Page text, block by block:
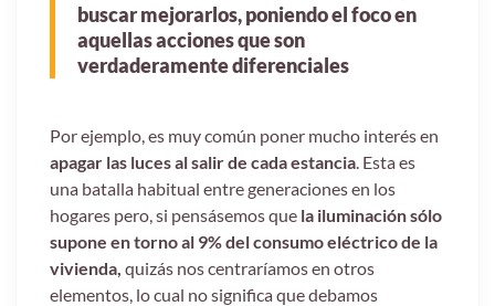
buscar mejorarlos, poniendo el foco en
aquellas acciones que son
verdaderamente diferenciales
Por ejemplo, es muy común poner mucho interés en
apagar las luces al salir de cada estancia. Esta es
una batalla habitual entre generaciones en los
hogares pero, si pensásemos que la iluminación sólo
supone en torno al 9% del consumo eléctrico de la
vivienda, quizás nos centraríamos en otros
elementos, lo cual no significa que debamos